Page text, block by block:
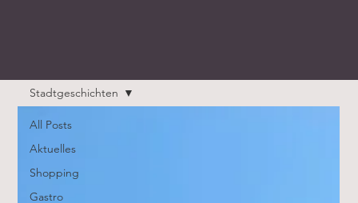
All Posts
Aktuelles
Shopping
Gastro
Stadtgeschichten